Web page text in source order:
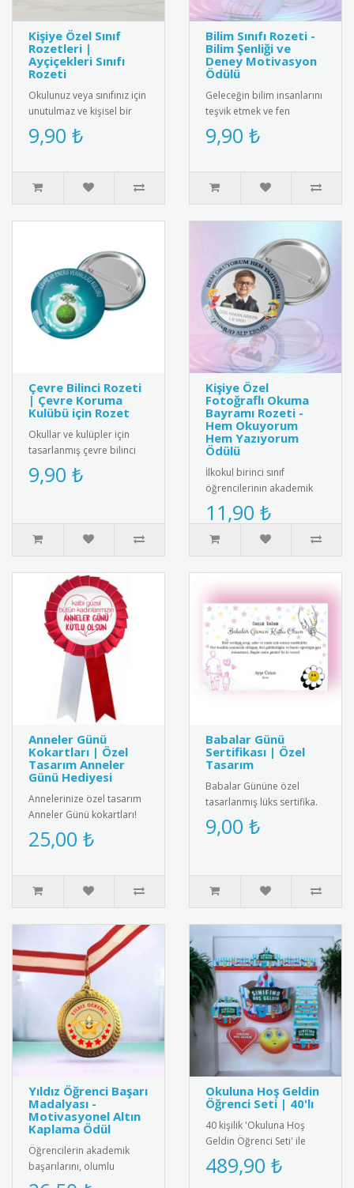
Kişiye Özel Sınıf
Rozetleri |
Ayçiçekleri Sınıfı
Rozeti
Okulunuz veya sınıfınız için
unutulmaz ve kişisel bir
hediye arıyorsanız, bu özel
tasarım sınıf roze..
9,90 ₺
Bilim Sınıfı Rozeti -
Bilim Şenliği ve
Deney Motivasyon
Ödülü
Geleceğin bilim insanlarını
teşvik etmek ve fen
bilimleri derslerini daha
eğlenceli hale getirmek iç..
9,90 ₺
Çevre Bilinci Rozeti
| Çevre Koruma
Kulübü için Rozet
Okullar ve kulüpler için
tasarlanmış çevre bilinci
rozetleri. Paslanmaz iğneli
model, çevre farkında..
9,90 ₺
Kişiye Özel
Fotoğraflı Okuma
Bayramı Rozeti -
Hem Okuyorum
Hem Yazıyorum
Ödülü
İlkokul birinci sınıf
öğrencilerinin akademik
hayatındaki ilk büyük
başarısını taçlandırmak
için tas..
11,90 ₺
Anneler Günü
Kokartları | Özel
Tasarım Anneler
Günü Hediyesi
Annelerinize özel tasarım
Anneler Günü kokartları!
Kaliteli metal malzemeden
üretilmiş, "Dünyanın En..
25,00 ₺
Babalar Günü
Sertifikası | Özel
Tasarım
Babalar Gününe özel
tasarlanmış lüks sertifika.
Babaların emeklerini ve
sevgilerini taçlandıran şık ..
9,00 ₺
Yıldız Öğrenci Başarı
Madalyası -
Motivasyonel Altın
Kaplama Ödül
Öğrencilerin akademik
başarılarını, olumlu
davranışlarını ve ders içi
Okuluna Hoş Geldin
Öğrenci Seti | 40'lı
40 kişilik 'Okuluna Hoş
Geldin Öğrenci Seti' ile
öğrencilerinize özel bir
karşılama yapın. Set, taç,..
489,90 ₺